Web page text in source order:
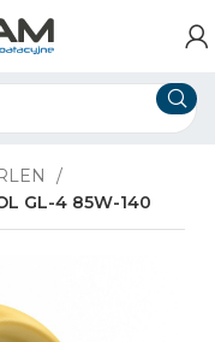
GL-4 85W-140​